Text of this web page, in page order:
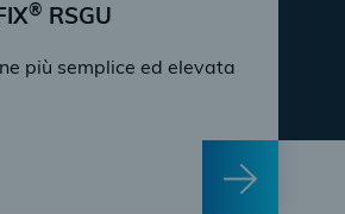
® RSGU
più semplice ed elevata